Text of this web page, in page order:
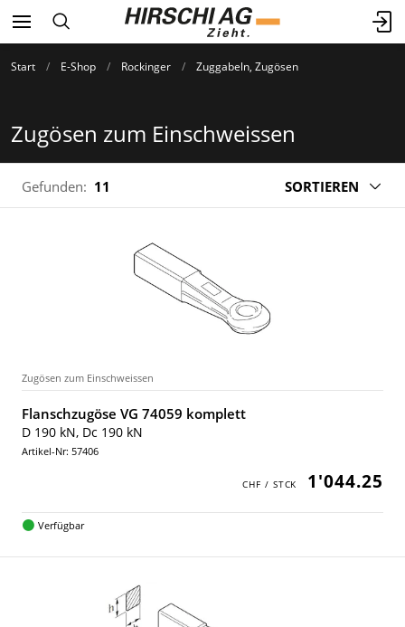
Start E-Shop Rockinger Zuggabeln, Zugösen
Zugösen zum Einschweissen
Gefunden: 11 SORTIEREN
Zugösen zum Einschweissen
Flanschzugöse VG 74059 komplett
D 190 kN, Dc 190 kN
Artikel-Nr: 57406
1'044.25
Verfügbar